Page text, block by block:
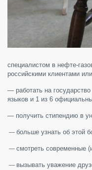
специалистом в нефте-
российскими клиентами
— работать на
языков и 1 из 6
— получить стипендию в
— больше узнать об этой
— смотреть современные
— вызывать уважение